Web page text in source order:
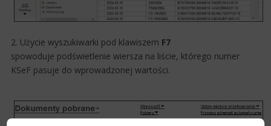
2. Użycie wyszukiwarki pod klawiszem F7
spowoduje podświetlenie wiersza na liście, którego numer
KSeF pasuje do wprowadzonej wartości.